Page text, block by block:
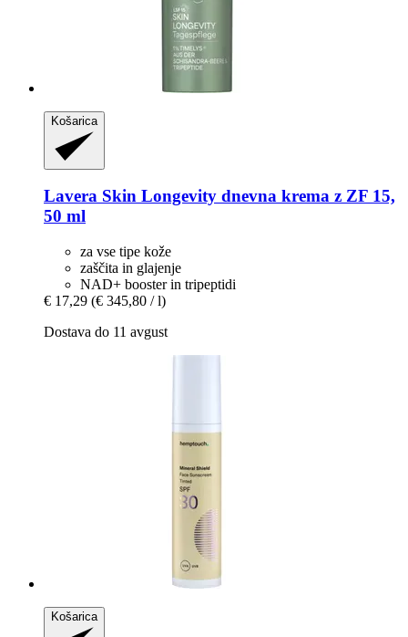
Košarica
Lavera Skin Longevity dnevna krema z ZF 15,
50 ml
za vse tipe kože
zaščita in glajenje
NAD+ booster in tripeptidi
€ 17,29 (€ 345,80 / l)
Dostava do 11 avgust
Košarica